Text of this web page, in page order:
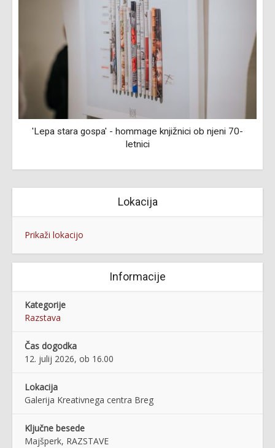
'Lepa stara gospa' - hommage knjižnici ob njeni 70-
letnici
Lokacija
Prikaži lokacijo
Informacije
Kategorije
Razstava
Čas dogodka
12. julij 2026, ob 16.00
Lokacija
Galerija Kreativnega centra Breg
Ključne besede
Majšperk, RAZSTAVE